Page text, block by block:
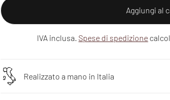
Aggiungi al
IVA inclusa. Spese di spedizione
Realizzato a mano in Italia